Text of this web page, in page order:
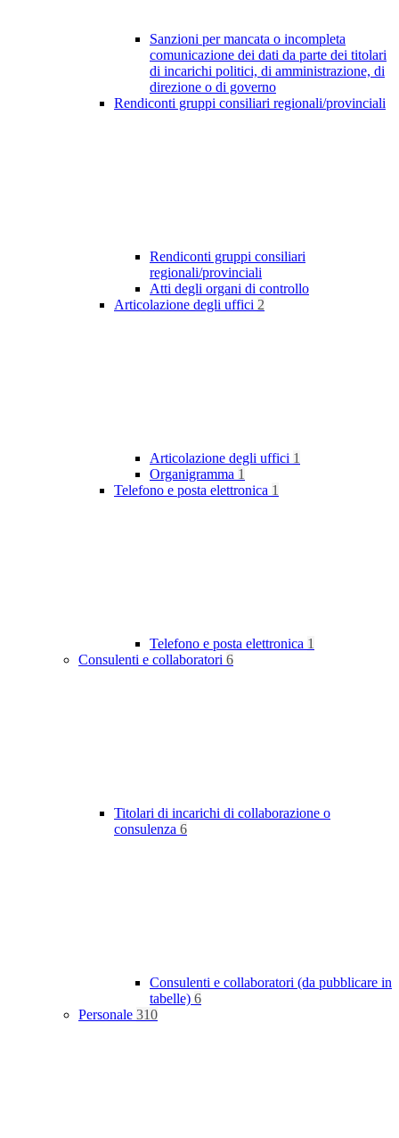
Sanzioni per mancata o incompleta
comunicazione dei dati da parte dei titolari
di incarichi politici, di amministrazione, di
direzione o di governo
Rendiconti gruppi consiliari regionali/provinciali
Rendiconti gruppi consiliari
regionali/provinciali
Atti degli organi di controllo
Articolazione degli uffici 2
Articolazione degli uffici 1
Organigramma 1
Telefono e posta elettronica 1
Telefono e posta elettronica 1
Consulenti e collaboratori 6
Titolari di incarichi di collaborazione o
consulenza 6
Consulenti e collaboratori (da pubblicare in
tabelle) 6
Personale 310